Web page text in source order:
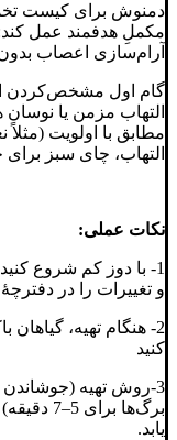
دمنوش برای کیست
مکملِ هدفمند عمل
آرام‌سازی اعصاب
گام اول مشخص‌کردن
التهاب مزمن یا
مطابق با اولویت (مثلاً
التهاب، چای سبز برای
نکات عملی:
و تغییرات را در
2- هنگام تهیه، گیاهان
کنید
برگ‌ها
یابد.